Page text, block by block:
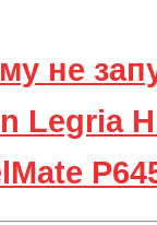
не
Legria